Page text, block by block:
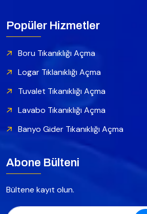
Popüler Hizmetler
Boru Tıkanıklığı Açma
Logar Tıklanıklığı Açma
Tuvalet Tıkanıklığı Açma
Lavabo Tıkanıklığı Açma
Banyo Gider Tıkanıklığı Açma
Abone Bülteni
Bültene kayıt olun.